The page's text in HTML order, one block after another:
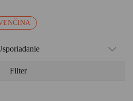
Filter